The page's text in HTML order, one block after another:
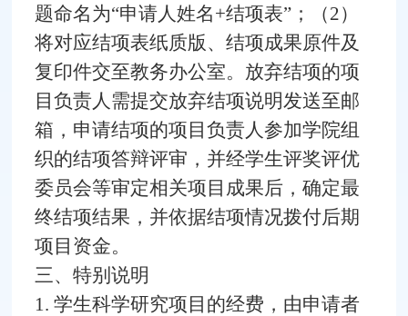
题命名为“申请人姓名+结项表”；（2）
将对应结项表纸质版、结项成果原件及
复印件交至教务办公室。放弃结项的项
目负责人需提交放弃结项说明发送至邮
箱，申请结项的项目负责人参加学院组
织的结项答辩评审，并经学生评奖评优
委员会等审定相关项目成果后，确定最
终结项结果，并依据结项情况拨付后期
项目资金。
三、特别说明
1. 学生科学研究项目的经费，由申请者